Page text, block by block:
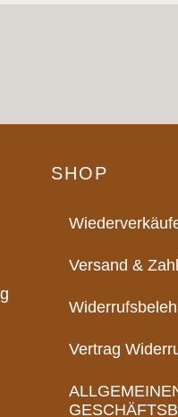
SHOP
Versand &
Vertrag